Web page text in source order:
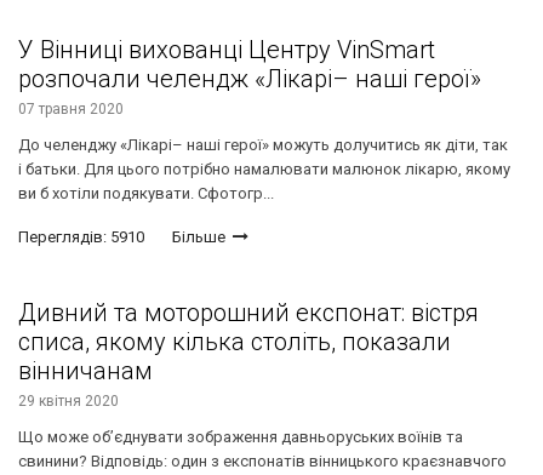
У Вінниці вихованці Центру VinSmart
розпочали челендж «Лікарі– наші герої»
07 травня 2020
До челенджу «Лікарі– наші герої» можуть долучитись як діти, так
і батьки. Для цього потрібно намалювати малюнок лікарю, якому
ви б хотіли подякувати. Сфотогр...
Переглядів: 5910 Більше
Дивний та моторошний експонат: вістря
списа, якому кілька століть, показали
вінничанам
29 квітня 2020
Що може об’єднувати зображення давньоруських воїнів та
свинини? Відповідь: один з експонатів вінницького краєзнавчого